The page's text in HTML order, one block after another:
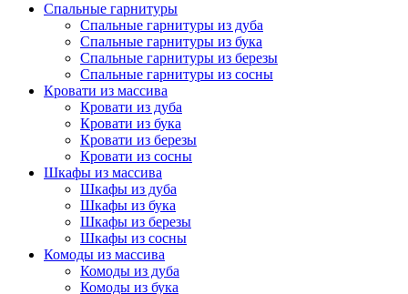
Спальные гарнитуры
Спальные гарнитуры из дуба
Спальные гарнитуры из бука
Спальные гарнитуры из березы
Спальные гарнитуры из сосны
Кровати из массива
Кровати из дуба
Кровати из бука
Кровати из березы
Кровати из сосны
Шкафы из массива
Шкафы из дуба
Шкафы из бука
Шкафы из березы
Шкафы из сосны
Комоды из массива
Комоды из дуба
Комоды из бука